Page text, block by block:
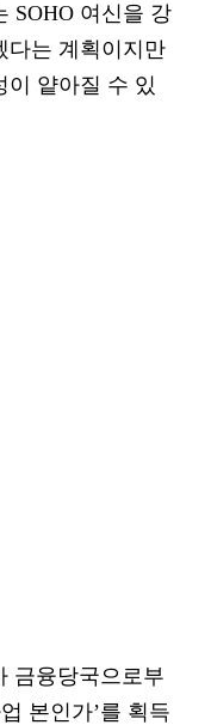
SOHO 여신을 강
다는 계획이지만
이 얕아질 수 있
금융당국으로부
본인가’를 획득